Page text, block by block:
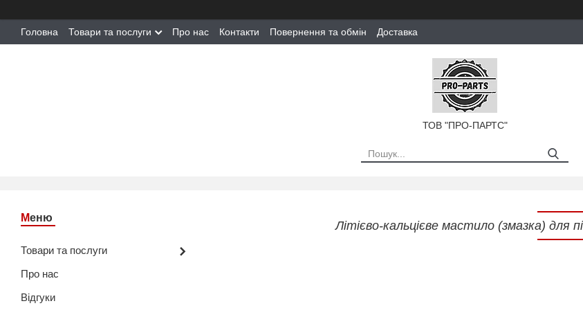
Головна Товари та послуги Про нас Контакти Повернення та обмін Доставка
ТОВ "ПРО-ПАРТС"
Товари та послуги
Про нас
Відгуки
Літієво-кальцієве мастило (змазка) для